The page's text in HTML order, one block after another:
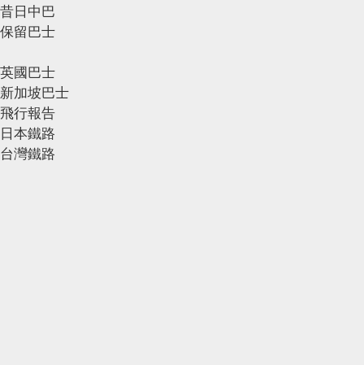
昔日中巴
保留巴士
英國巴士
新加坡巴士
飛行報告
日本鐵路
台灣鐵路